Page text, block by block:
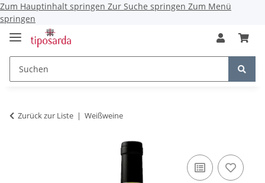
Zum Hauptinhalt springen Zur Suche springen Zum Menü
springen
Zurück zur Liste Weißweine